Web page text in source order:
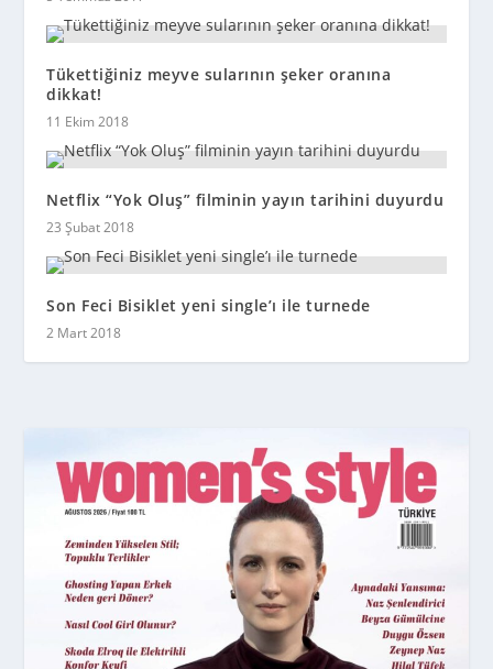
Tükettiğiniz meyve sularının şeker oranına
dikkat!
11 Ekim 2018
Netflix “Yok Oluş” filminin yayın tarihini duyurdu
23 Şubat 2018
Son Feci Bisiklet yeni single’ı ile turnede
2 Mart 2018